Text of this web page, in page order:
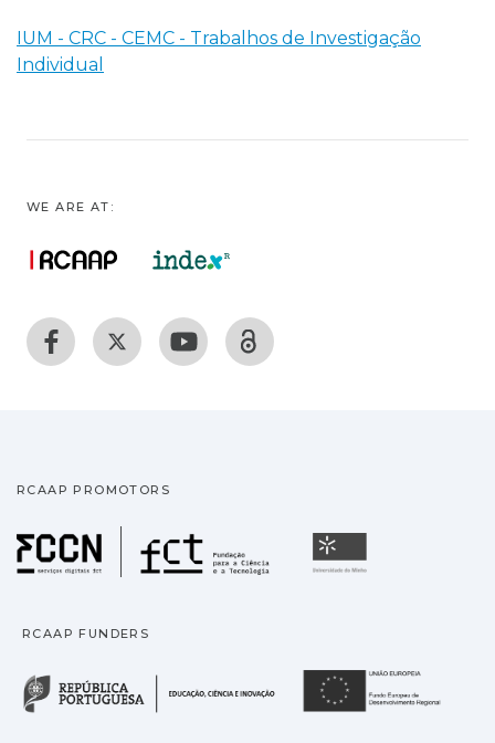
IUM - CRC - CEMC - Trabalhos de Investigação
Individual
WE ARE AT:
RCAAP PROMOTORS
Fundação para a
RCAAP FUNDERS
República Portuguesa